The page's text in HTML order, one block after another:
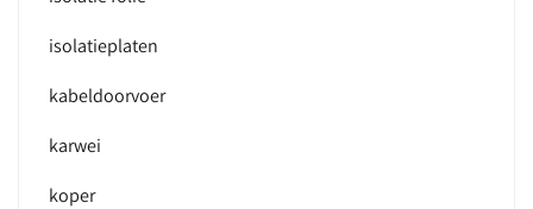
isolatieplaten
kabeldoorvoer
karwei
koper